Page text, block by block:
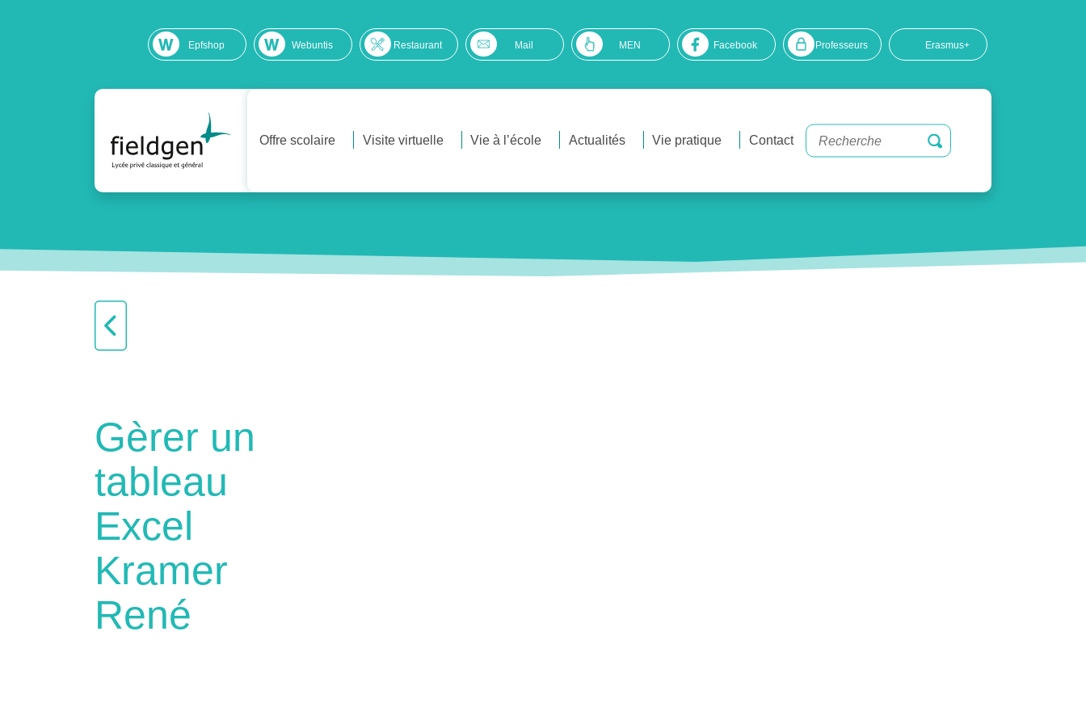
Epfshop Webuntis Restaurant Mail MEN Facebook Professeurs Erasmus+
Offre scolaire Visite virtuelle Vie à l’école Actualités Vie pratique Contact
Gèrer un
tableau
Excel
Kramer
René